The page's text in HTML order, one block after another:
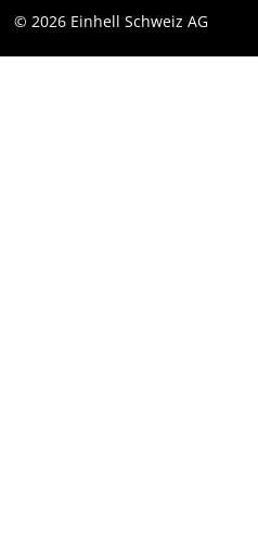
Impressum
© 2026 Einhell Schweiz AG